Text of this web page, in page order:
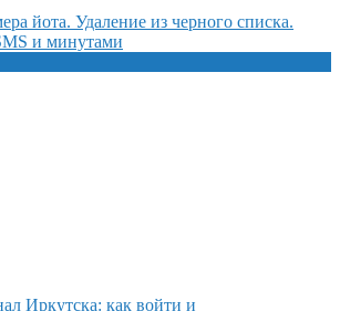
йота. Удаление из черного списка.
и минутами
Иркутска: как войти и